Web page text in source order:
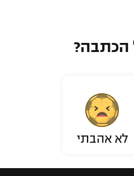
הכתבה?
לא אהבתי